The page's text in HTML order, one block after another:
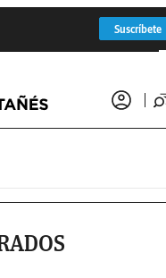
Suscríbete